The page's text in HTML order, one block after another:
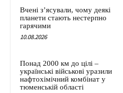
Вчені з’ясували, чому деякі
планети стають нестерпно
гарячими
10.08.2026
Понад 2000 км до цілі –
українські військові уразили
нафтохімічний комбінат у
тюменській області